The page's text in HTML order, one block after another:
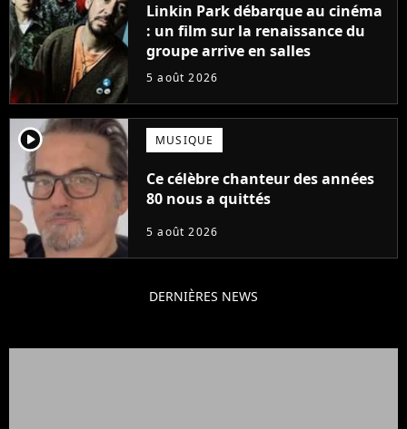
Linkin Park débarque au cinéma
: un film sur la renaissance du
groupe arrive en salles
5 août 2026
player2 MUSIQUE
Ce célèbre chanteur des années
80 nous a quittés
5 août 2026
DERNIÈRES NEWS